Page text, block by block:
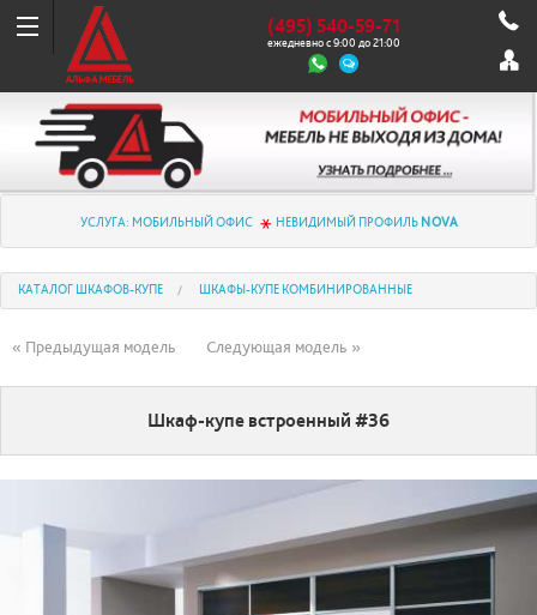
(495) 540-59-71
ежедневно с 9:00 до 21:00
УСЛУГА: МОБИЛЬНЫЙ ОФИС НЕВИДИМЫЙ ПРОФИЛЬ NOVA
КАТАЛОГ ШКАФОВ-КУПЕ ШКАФЫ-КУПЕ КОМБИНИРОВАННЫЕ
« Предыдущая модель Следующая модель »
Шкаф-купе встроенный #36